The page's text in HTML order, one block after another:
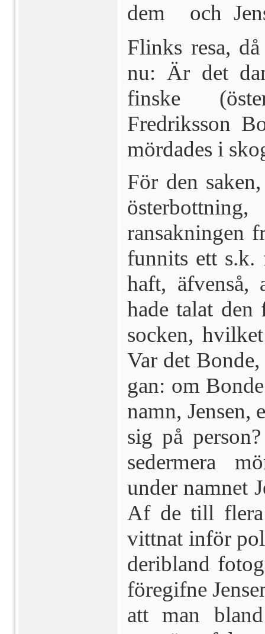
dem  och
Flinks resa,
nu: Är det
finske
Fredriksson
mördades i
För den
ransakningen
funnits ett s.k.
haft, äfvenså,
hade talat den
socken,
Var det
gan: om
namn, Jensen,
sig på
sedermera
under namnet
Af de till flera
vittnat inför
deribland
före­gifne
att man